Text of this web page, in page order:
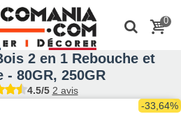
0
2 en 1 Rebouche et
- 80GR, 250GR
4.5/5 2 avis
-33,64%